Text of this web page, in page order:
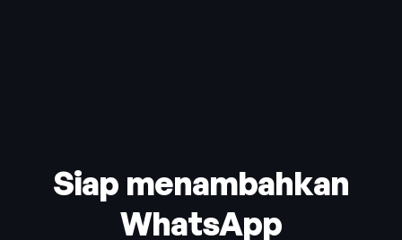
Siap menambahkan
WhatsApp